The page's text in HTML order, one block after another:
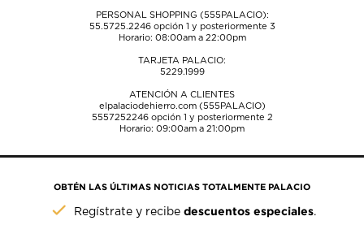
PERSONAL SHOPPING (555PALACIO):
55.5725.2246opción 1 y posteriormente 3
Horario: 08:00am a 22:00pm
TARJETA PALACIO:
5229.1999
ATENCIÓN A CLIENTES
elpalaciodehierro.com (555PALACIO)
5557252246opción 1 y posteriormente 2
Horario: 09:00am a 21:00pm
OBTÉN LAS ÚLTIMAS NOTICIAS TOTALMENTE PALACIO
Regístrate y recibedescuentos especiales.